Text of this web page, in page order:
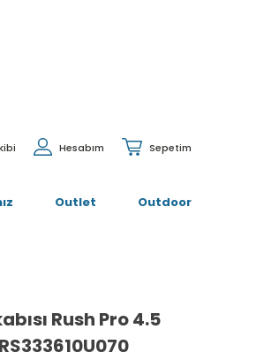
Sepetim
Hesabım
Outlet Outdoor
Rush Pro 4.5